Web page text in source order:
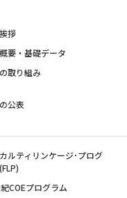
拶
要・基礎データ
取り組み
公表
ルティリンケージ･プログ
COEプログラム